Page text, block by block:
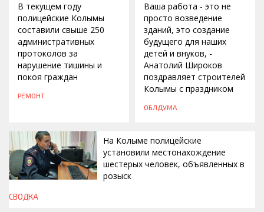
В текущем году
полицейские Колымы
составили свыше 250
административных
протоколов за
нарушение тишины и
покоя граждан
РЕМОНТ
Ваша работа - это не
просто возведение
зданий, это создание
будущего для наших
детей и внуков, -
Анатолий Широков
поздравляет строителей
Колымы с праздником
ОБЛДУМА
СЕГОДНЯ, 13:00
На Колыме полицейские
установили местонахождение
шестерых человек, объявленных в
розыск
СВОДКА